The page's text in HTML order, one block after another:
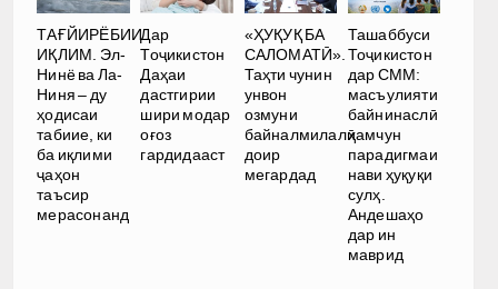
ТАҒЙИРЁБИИ
ИҚЛИМ. Эл-
Нинё ва Ла-
Ниня – ду
ҳодисаи
табиие, ки
ба иқлими
ҷаҳон
таъсир
мерасонанд
Дар
Тоҷикистон
Даҳаи
дастгирии
шири модар
оғоз
гардидааст
«ҲУҚУҚ БА
САЛОМАТӢ».
Таҳти чунин
унвон
озмуни
байналмилалӣ
доир
мегардад
Ташаббуси
Тоҷикистон
дар СММ:
масъулияти
байнинаслӣ
ҳамчун
парадигмаи
нави ҳуқуқи
сулҳ.
Андешаҳо
дар ин
маврид